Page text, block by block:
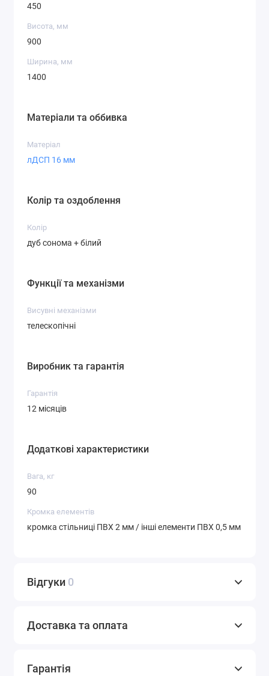
450
Висота, мм
900
Ширина, мм
1400
Матеріали та оббивка
Матеріал
лДСП 16 мм
Колір та оздоблення
Колір
дуб сонома + білий
Функції та механізми
Висувні механізми
телескопічні
Виробник та гарантія
Гарантія
12 місяців
Додаткові характеристики
Вага, кг
90
Кромка елементів
кромка стільниці ПВХ 2 мм / інші елементи ПВХ 0,5 мм
Відгуки 0
Доставка та оплата
Гарантія